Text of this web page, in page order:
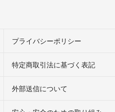
プライバシーポリシー
特定商取引法に基づく表記
外部送信について